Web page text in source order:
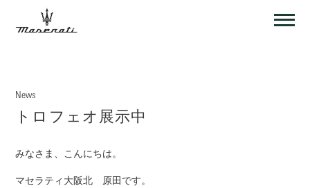
News
トロフェオ展示中
みなさま、こんにちは。
マセラティ大阪北 原田です。